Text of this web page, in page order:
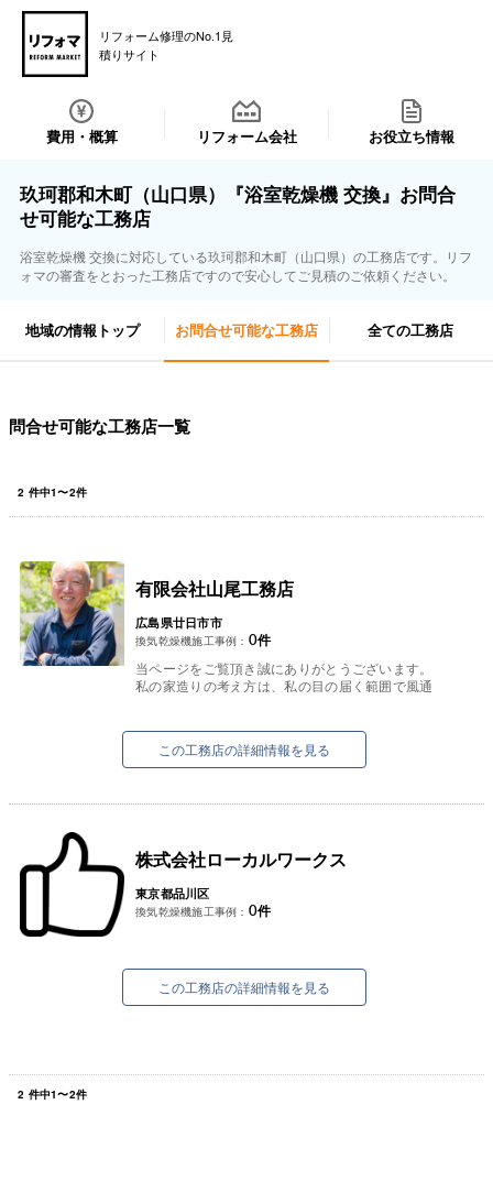
リフォーム修理のNo.1見
積りサイト
費用・概算 リフォーム会社 お役立ち情報
玖珂郡和木町（山口県）『浴室乾燥機 交換』お問合
せ可能な工務店
浴室乾燥機 交換に対応している玖珂郡和木町（山口県）の工務店です。リフ
ォマの審査をとおった工務店ですので安心してご見積のご依頼ください。
地域の情報トップ お問合せ可能な工務店 全ての工務店
問合せ可能な工務店一覧
2 件中1〜2件
有限会社山尾工務店
広島県廿日市市
換気乾燥機施工事例： 0件
当ページをご覧頂き誠にありがとうございます。
私の家造りの考え方は、私の目の届く範囲で風通
この工務店の詳細情報を見る
株式会社ローカルワークス
東京都品川区
換気乾燥機施工事例： 0件
この工務店の詳細情報を見る
2 件中1〜2件